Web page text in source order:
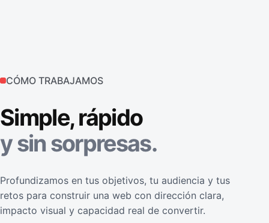
CÓMO TRABAJAMOS
Simple, rápido
y sin sorpresas.
Profundizamos en tus objetivos, tu audiencia y tus
retos para construir una web con dirección clara,
impacto visual y capacidad real de convertir.